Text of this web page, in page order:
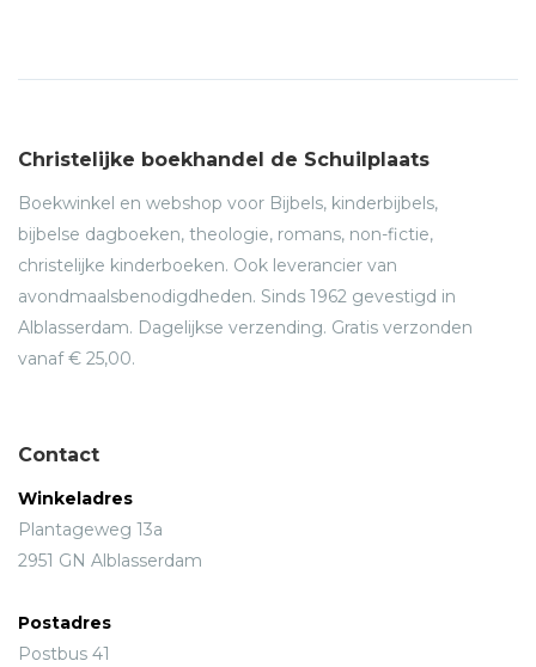
Christelijke boekhandel de Schuilplaats
Boekwinkel en webshop voor Bijbels, kinderbijbels,
bijbelse dagboeken, theologie, romans, non-fictie,
christelijke kinderboeken. Ook leverancier van
avondmaalsbenodigdheden. Sinds 1962 gevestigd in
Alblasserdam. Dagelijkse verzending. Gratis verzonden
vanaf € 25,00.
Contact
Winkeladres
Plantageweg 13a
2951 GN Alblasserdam
Postadres
Postbus 41